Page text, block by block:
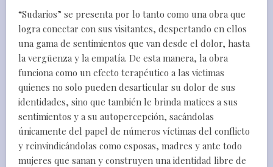
“Sudarios” se presenta por lo tanto como una obra que
logra conectar con sus visitantes, despertando en ellos
una gama de sentimientos que van desde el dolor, hasta
la vergüenza y la empatía. De esta manera, la obra
funciona como un efecto terapéutico a las victimas
quienes no solo pueden desarticular su dolor de sus
identidades, sino que también le brinda matices a sus
sentimientos y a su autopercepción, sacándolas
únicamente del papel de números víctimas del conflicto
y reinvindicándolas como esposas, madres y ante todo
mujeres que sanan y construyen una identidad libre de